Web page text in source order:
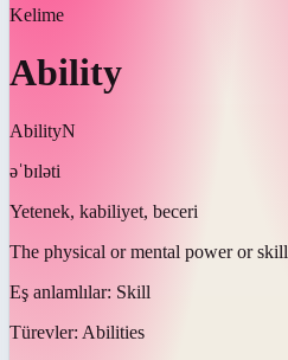
Kelime
Ability
AbilityN
əˈbɪləti
Yetenek, kabiliyet, beceri
The physical or mental power or skill
Eş anlamlılar: Skill
Türevler: Abilities